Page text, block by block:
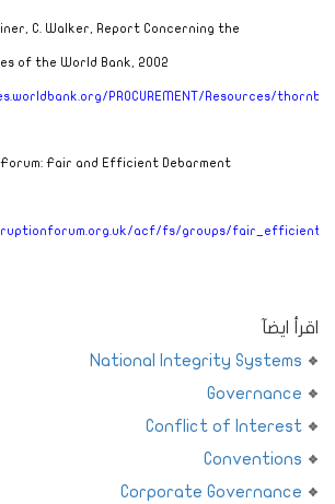
C. Walker, Report Concerning the
of the World Bank, 2002
PROCUREMENT/Resources/
Fair and Efficient Debarment
acf/fs/groups/
اقرأ ايضآ
National Integrity Systems
Governance
Conflict of Interest
Conventions
Corporate Governance